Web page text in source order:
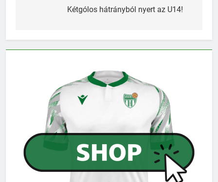
navigációKétgólos hátrányból nyert az U14!